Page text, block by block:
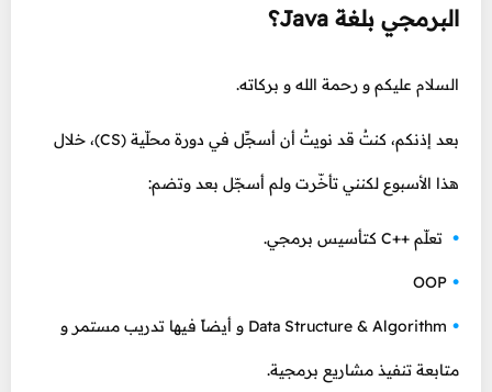
البرمجي بلغة Java؟
السلام عليكم و رحمة الله و بركاته.
بعد إذنكم، كنتُ قد نويتُ أن أسجِّل في دورة محلّية (CS)، خلال
هذا الأسبوع لكنني تأخّرت ولم أسجّل بعد وتضم:
تعلّم ++C كتأسيس برمجي.
OOP
Data Structure & Algorithm و أيضاً فيها تدريب مستمر و
متابعة تنفيذ مشاريع برمجية.